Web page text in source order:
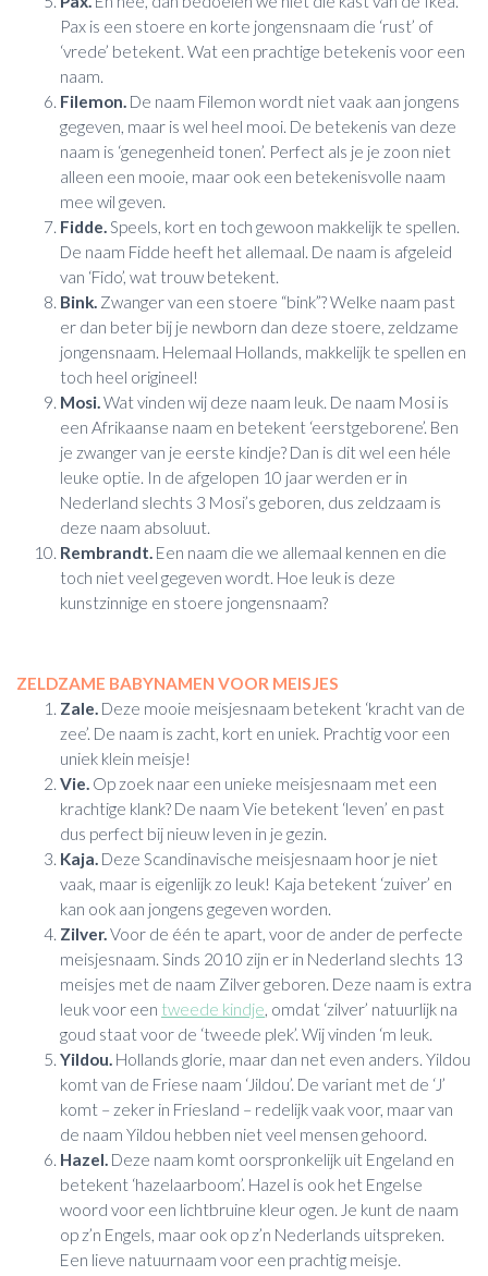
Pax is een stoere en korte jongensnaam die ‘rust’ of
‘vrede’ betekent. Wat een prachtige betekenis voor een
naam.
Filemon. De naam Filemon wordt niet vaak aan jongens
gegeven, maar is wel heel mooi. De betekenis van deze
naam is ‘genegenheid tonen’. Perfect als je je zoon niet
alleen een mooie, maar ook een betekenisvolle naam
mee wil geven.
Fidde.Speels, kort en toch gewoon makkelijk te spellen.
De naam Fidde heeft het allemaal. De naam is afgeleid
van ‘Fido’, wat trouw betekent.
Bink. Zwanger van een stoere “bink”? Welke naam past
er dan beter bij je newborn dan deze stoere, zeldzame
jongensnaam. Helemaal Hollands, makkelijk te spellen en
toch heel origineel!
Mosi.Wat vinden wij deze naam leuk. De naam Mosi is
een Afrikaanse naam en betekent ‘eerstgeborene’. Ben
je zwanger van je eerste kindje? Dan is dit wel een héle
leuke optie. In de afgelopen 10 jaar werden er in
Nederland slechts 3 Mosi’s geboren, dus zeldzaam is
deze naam absoluut.
Rembrandt. Een naam die we allemaal kennen en die
toch niet veel gegeven wordt. Hoe leuk is deze
kunstzinnige en stoere jongensnaam?
ZELDZAME BABYNAMEN VOOR MEISJES
Zale. Deze mooie meisjesnaam betekent ‘kracht van de
zee’. De naam is zacht, kort en uniek. Prachtig voor een
uniek klein meisje!
Vie. Op zoek naar een unieke meisjesnaam met een
krachtige klank? De naam Vie betekent ‘leven’ en past
dus perfect bij nieuw leven in je gezin.
Kaja. Deze Scandinavische meisjesnaam hoor je niet
vaak, maar is eigenlijk zo leuk! Kaja betekent ‘zuiver’ en
kan ook aan jongens gegeven worden.
Zilver.Voor de één te apart, voor de ander de perfecte
meisjesnaam. Sinds 2010 zijn er in Nederland slechts 13
meisjes met de naam Zilver geboren. Deze naam is extra
leuk voor een tweede kindje, omdat ‘zilver’ natuurlijk na
goud staat voor de ‘tweede plek’. Wij vinden ‘m leuk.
Yildou. Hollands glorie, maar dan net even anders. Yildou
komt van de Friese naam ‘Jildou’. De variant met de ‘J’
komt – zeker in Friesland – redelijk vaak voor, maar van
de naam Yildou hebben niet veel mensen gehoord.
Hazel. Deze naam komt oorspronkelijk uit Engeland en
betekent ‘hazelaarboom’. Hazel is ook het Engelse
woord voor een lichtbruine kleur ogen. Je kunt de naam
op z’n Engels, maar ook op z’n Nederlands uitspreken.
Een lieve natuurnaam voor een prachtig meisje.